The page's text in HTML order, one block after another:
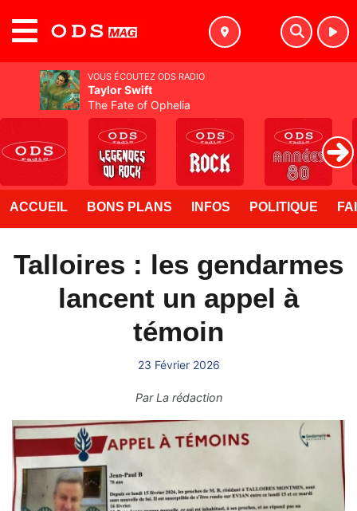
ACCUEIL BONS PLANS INFOS POLITIQUE
Talloires : les gendarmes
lancent un appel à
témoin
23 Février 2026
ParLa rédaction
VOUS ÉCOUTEZ ODS RADIO
Taylor Swift
The Fate of Ophelia